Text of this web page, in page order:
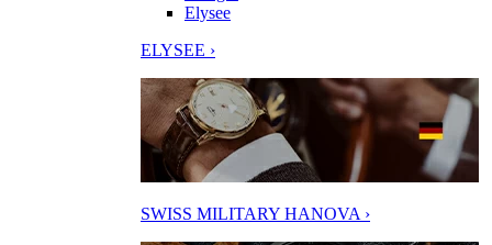
Elysee
ELYSEE ›
SWISS MILITARY HANOVA ›